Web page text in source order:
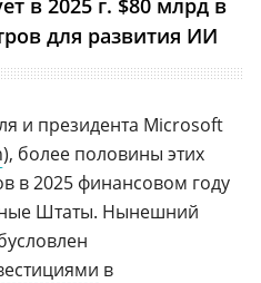
для развития ИИ
и президента Microsoft
), более половины этих
в 2025 финансовом году
Штаты. Нынешний
в